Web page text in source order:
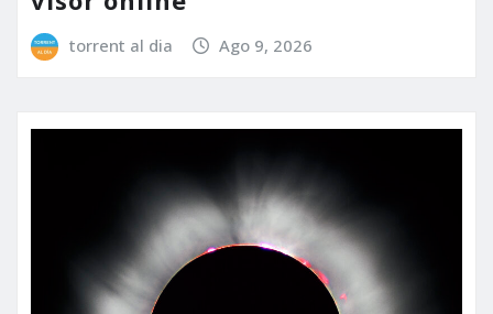
torrent al dia Ago 9, 2026